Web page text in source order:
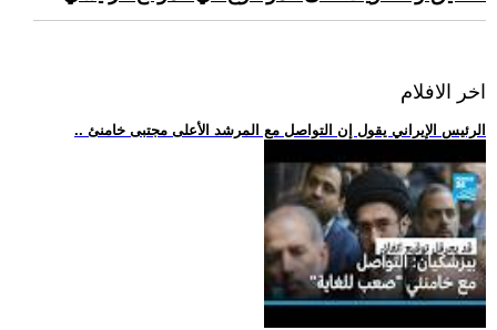
اخر الافلام
.. الرئيس الإيراني يقول إن التواصل مع المرشد الأعلى مجتبى خامنئ